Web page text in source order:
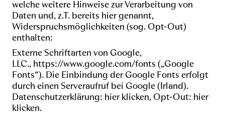
welche weitere Hinweise zur Verarbeitung von
Daten und, z.T. bereits hier genannt,
Widerspruchsmöglichkeiten (sog. Opt-Out)
enthalten:
Externe Schriftarten von Google,
LLC., https://www.google.com/fonts („Google
Fonts“). Die Einbindung der Google Fonts erfolgt
durch einen Serveraufruf bei Google (Irland).
Datenschutzerklärung: hier klicken, Opt-Out: hier
klicken.